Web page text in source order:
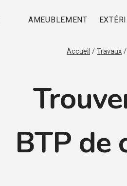
AMEUBLEMENT
Accueil / Travaux /
BTP de